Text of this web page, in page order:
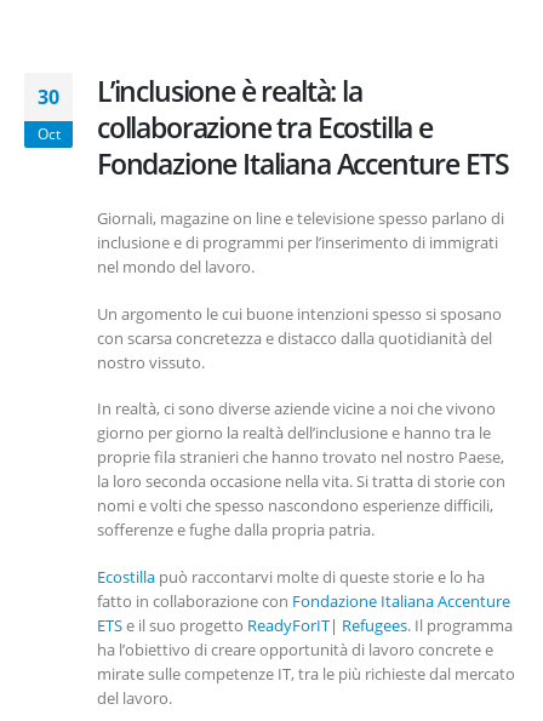
30
Oct
L’inclusione è realtà: la
collaborazione tra Ecostilla e
Fondazione Italiana Accenture ETS
Giornali, magazine on line e televisione spesso parlano di
inclusione e di programmi per l’inserimento di immigrati
nel mondo del lavoro.
Un argomento le cui buone intenzioni spesso si sposano
con scarsa concretezza e distacco dalla quotidianità del
nostro vissuto.
In realtà, ci sono diverse aziende vicine a noi che vivono
giorno per giorno la realtà dell’inclusione e hanno tra le
proprie fila stranieri che hanno trovato nel nostro Paese,
la loro seconda occasione nella vita. Si tratta di storie con
nomi e volti che spesso nascondono esperienze difficili,
sofferenze e fughe dalla propria patria.
Ecostilla può raccontarvi molte di queste storie e lo ha
fatto in collaborazione con Fondazione Italiana Accenture
ETSe il suo progetto ReadyForIT| Refugees. Il programma
ha l’obiettivo di creare opportunità di lavoro concrete e
mirate sulle competenze IT, tra le più richieste dal mercato
del lavoro.